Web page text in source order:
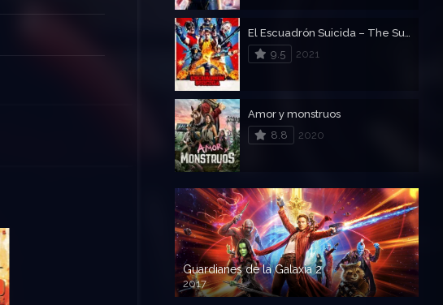
9.5
2021
Amor y monstruos
8.8
2020
Guardianes de la Galaxia 2
2017
720p HD